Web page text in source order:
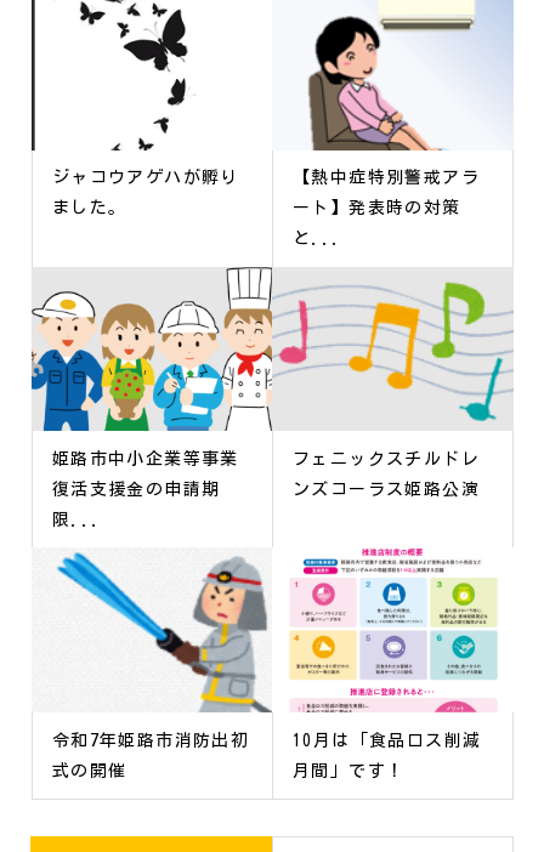
ジャコウアゲハが孵り
ました。
【熱中症特別警戒アラ
ート】発表時の対策
と...
姫路市中小企業等事業
復活支援金の申請期
限...
フェニックスチルドレ
ンズコーラス姫路公演
令和7年姫路市消防出初
式の開催
10月は「食品ロス削減
月間」です！